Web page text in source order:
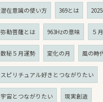
潜在意識の使い方 369とは
弥勒菩薩とは 963Hzの意味 ５
数秘５月運勢 変化の月 風の時
スピリチュアル好きとつながりたい
宇宙とつながりたい 現実創造